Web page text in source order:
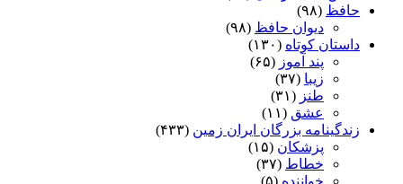
حافظ (۹۸)
دیوان حافظ (۹۸)
داستان کوتاه (۱۳۰)
پند آموز (۶۵)
زیبا (۳۷)
طنز (۳۱)
عشق (۱۱)
زندگینامه بزرگان ایران زمین (۴۳۳)
پزشکان (۱۵)
خطاط (۳۷)
خواننده (۵)